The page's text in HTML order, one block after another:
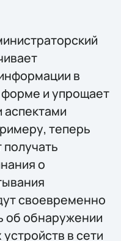
в
и упрощает
теперь
о
своевременно
об обнаружении
в сети